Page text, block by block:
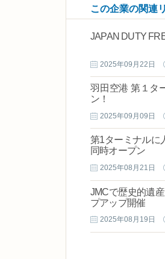
この企業の関連
JAPAN DUTY
2025年09月22日
羽田空港 第１タ
ン！
2025年09月09日
第1ターミナルに
同時オープン
2025年08月21日
JMCで歴史的遺
プアップ開催
2025年08月19日